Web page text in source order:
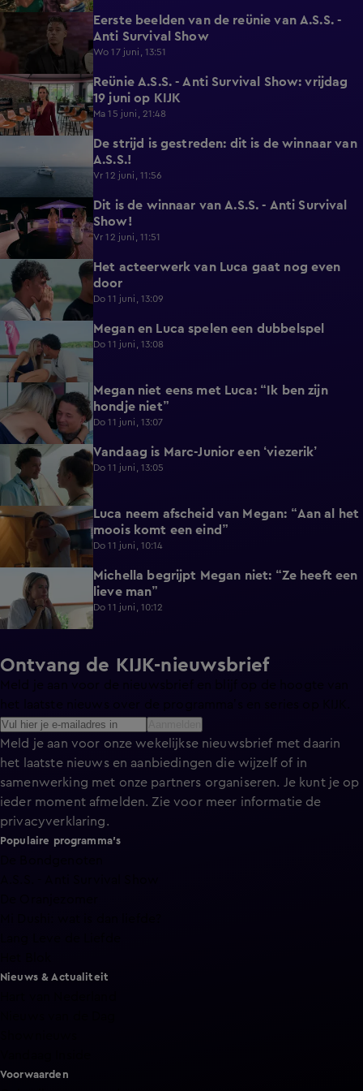
Eerste beelden van de reünie van A.S.S. -
Anti Survival Show
Wo 17 juni, 13:51
0:16
Reünie A.S.S. - Anti Survival Show: vrijdag
19 juni op KIJK
Ma 15 juni, 21:48
De strijd is gestreden: dit is de winnaar van
A.S.S.!
Vr 12 juni, 11:56
1:18
Dit is de winnaar van A.S.S. - Anti Survival
Show!
Vr 12 juni, 11:51
1:04
Het acteerwerk van Luca gaat nog even
door
Do 11 juni, 13:09
1:06 Megan en Luca spelen een dubbelspel
Do 11 juni, 13:08
0:56
Megan niet eens met Luca: “Ik ben zijn
hondje niet”
Do 11 juni, 13:07
1:06 Vandaag is Marc-Junior een ‘viezerik’
Do 11 juni, 13:05
0:38
Luca neem afscheid van Megan: “Aan al het
moois komt een eind”
Do 11 juni, 10:14
0:22
Michella begrijpt Megan niet: “Ze heeft een
lieve man”
Do 11 juni, 10:12
Ontvang de KIJK-nieuwsbrief
Meld je aan voor de nieuwsbrief en blijf op de hoogte van
Meld je aan voor onze wekelijkse nieuwsbrief met daarin
het laatste nieuws en aanbiedingen die wijzelf of in
samenwerking met onze partners organiseren. Je kunt je op
ieder moment afmelden. Zie voor meer informatie de
privacyverklaring.
Populaire programma's
Nieuws & Actualiteit
Voorwaarden